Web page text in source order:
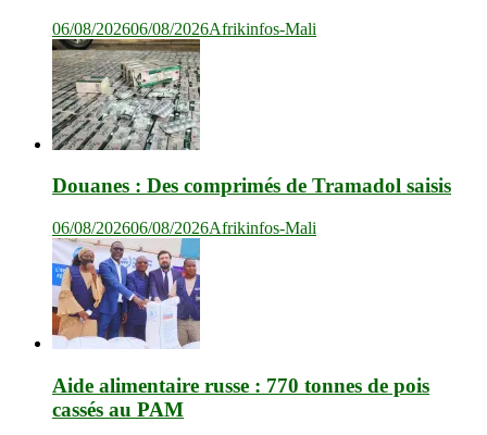
06/08/202606/08/2026Afrikinfos-Mali
Douanes : Des comprimés de Tramadol saisis
06/08/202606/08/2026Afrikinfos-Mali
Aide alimentaire russe : 770 tonnes de pois
cassés au PAM